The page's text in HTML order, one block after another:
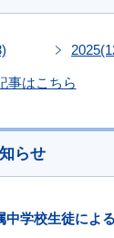
2025
事はこちら
らせ
中学校生徒によ